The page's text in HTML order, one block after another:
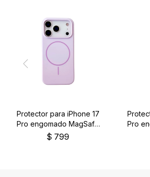
Protector para iPhone 17
Pro engomado MagSafe
color lila
$ 799
Pro